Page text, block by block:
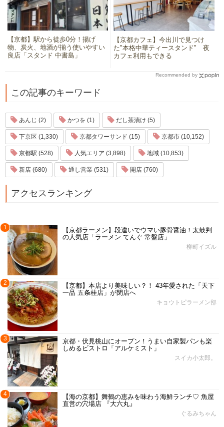
【京都】駅から徒歩0分！揚げ
物、炭火、地酒が揃う使いやすい
良店「スタンド 中書島」
【京都カフェ】今出川で見つけ
た"本格中華ティースタンド" 夜
カフェ利用もできる
Recommended by
この記事のキーワード
あんじ (2) かつを (1) だし茶漬け (5)
下京区 (1,330) 京都タワーサンド (15) 京都市 (10,152)
京都駅 (528) 人気エリア (3,898) 地域 (10,853)
新店 (680) 通し営業 (531) 開店 (760)
アクセスランキング
1
【京都ラーメン】段違いでウマい豚骨醤油！太鼓判
の人気店「ラーメン てんぐ 常盤店」
柳町イズル
2
【京都】本店より美味しい？！ 43年愛された「天下
一品 五条桂店」が閉店へ
キョウトピラーメン部
3
京都・伏見桃山にオープン！うまい自家製パンも楽
しめるビストロ「アルケミスト」
スイカ小太郎。
4
【海の京都】舞鶴の恵みを味わう海鮮ランチ♡ 魚屋
直営の穴場店 『大六丸』
ぐるみちゃん